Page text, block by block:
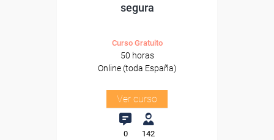
segura
Curso Gratuito
50 horas
Online (toda España)
Ver curso
0 142